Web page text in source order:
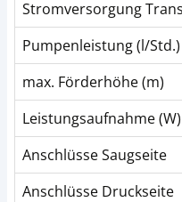
Stromversorgung
Pumpenleistung (l/Std.)
max. Förderhöhe (m)
Leistungsaufnahme (W)
Anschlüsse Saugseite
Anschlüsse Druckseite